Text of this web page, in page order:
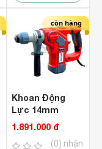
còn hàng
Khoan Động
Lực 14mm
Kainuo 8210
1.891.000 đ
(0) nhận